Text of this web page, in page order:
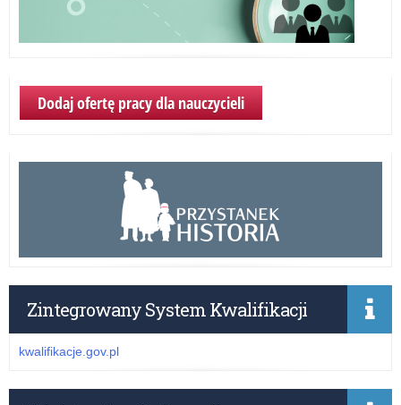
Dodaj ofertę pracy dla nauczycieli
Zintegrowany System Kwalifikacji
kwalifikacje.gov.pl